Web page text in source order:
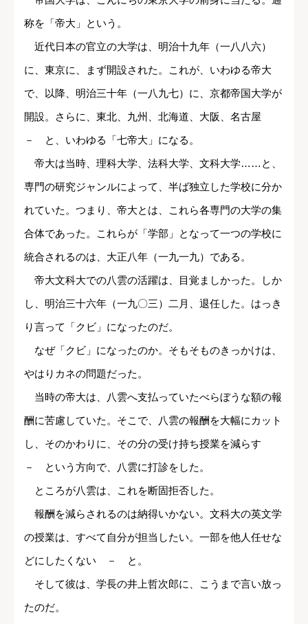
称を「帝大」という。
近代日本の官立の大学は、明治十九年（一八八六）
に、東京に、まず開設された。これが、いわゆる帝大
で、以降、明治三十年（一八九七）に、京都帝国大学が
開設。さらに、東北、九州、北海道、大阪、名古屋
－ と、いわゆる「七帝大」になる。
帝大は当時、理科大学、法科大学、文科大学……と、
専門の研究ジャンルによって、半ば独立した学校に分か
れていた。つまり、帝大とは、これら各専門の大学の集
合体であった。これらが「学部」となって一つの学校に
統合されるのは、大正八年（一九一九）である。
帝大文科大での八雲の活躍は、目覚ましかった。しか
し、明治三十六年（一九〇三）二月、退任した。はっき
り言って「クビ」になったのだ。
なぜ「クビ」になったのか。そもそものきっかけは、
やはりカネの問題だった。
当時の帝大は、八雲へ支払っていたべらぼうな額の報
酬に苦慮していた。そこで、八雲の報酬を大幅にカット
し、そのかわりに、その分の受け持ち授業を減らす
－ という方向で、八雲に打診をした。
ところが八雲は、これを断固拒否した。
報酬を減らされるのは納得いかない。文科大の英文学
の授業は、すべて自分が担当したい。一部を他人任せな
どにしたくない － と。
そして彼は、学長の井上哲次郎に、こうまで言い放っ
たのだ。